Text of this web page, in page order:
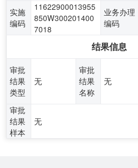
实施
编码
11622900013955
850W300201400
7018
业务办理
编码
结果信息
审批
结果
类型
无
审批
结果
名称
无
审批
结果
样本
无